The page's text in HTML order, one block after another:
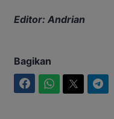
Editor: Andrian
Bagikan